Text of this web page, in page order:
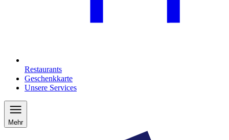
Restaurants
Geschenkkarte
Unsere Services
Mehr